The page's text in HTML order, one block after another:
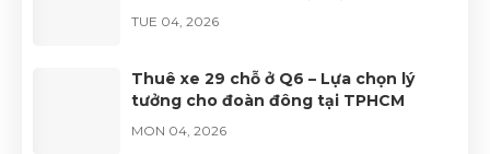
TUE 04, 2026
Thuê xe 29 chỗ ở Q6 – Lựa chọn lý
tưởng cho đoàn đông tại TPHCM
MON 04, 2026